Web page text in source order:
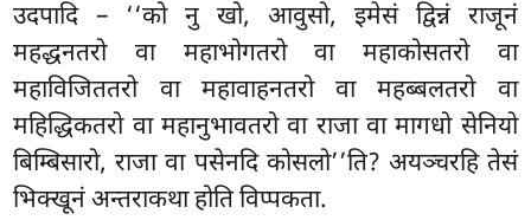
उदपादि – ‘‘को नु खो, आवुसो, इमेसं द्विन्नं राजूनं
महद्धनतरो वा महाभोगतरो वा महाकोसतरो वा
महाविजिततरो वा महावाहनतरो वामहब्बलतरो वा
महिद्धिकतरो वा महानुभावतरो वा राजा वा मागधो सेनियो
बिम्बिसारो, राजा वा पसेनदि कोसलो’’ति? अयञ्चरहि तेसं
भिक्खूनं अन्तराकथा होति विप्पकता.